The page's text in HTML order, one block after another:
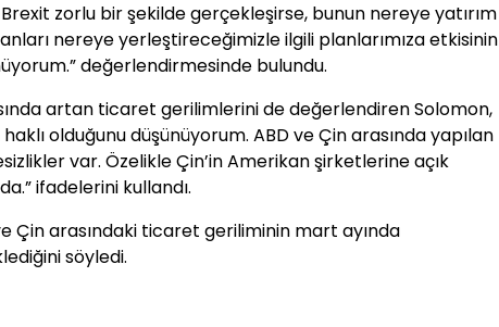
zorlu bir şekilde gerçekleşirse, bunun nereye yatırım
nereye yerleştireceğimizle ilgili planlarımıza etkisinin
değerlendirmesinde bulundu.
artan ticaret gerilimlerini de değerlendiren Solomon,
olduğunu düşünüyorum. ABD ve Çin arasında yapılan
var. Özelikle Çin’in Amerikan şirketlerine açık
ifadelerini kullandı.
Çin arasındaki ticaret geriliminin mart ayında
söyledi.